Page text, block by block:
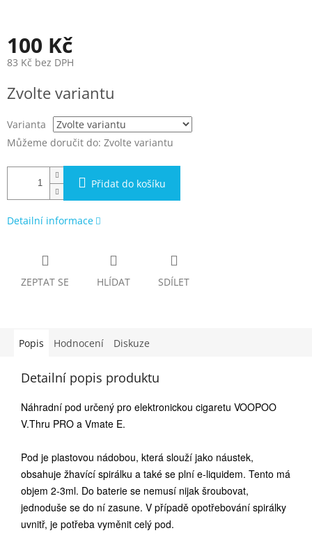
100 Kč
83 Kč bez DPH
cena:
Zvolte variantu
Varianta
Můžeme doručit do: Zvolte variantu
Přidat do košíku
Detailní informace
ZEPTAT SE HLÍDAT SDÍLET
Popis Hodnocení Diskuze
Detailní popis produktu
Náhradní pod určený pro elektronickou cigaretu VOOPOO
V.Thru PRO a Vmate E.
Pod je plastovou nádobou, která slouží jako náustek,
obsahuje žhavící spirálku a také se plní e-liquidem. Tento má
objem 2-3ml. Do baterie se nemusí nijak šroubovat,
jednoduše se do ní zasune. V případě opotřebování spirálky
uvnitř, je potřeba vyměnit celý pod.